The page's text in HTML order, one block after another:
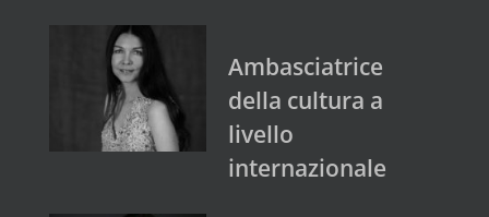
Ambasciatrice
della cultura a
livello
internazionale